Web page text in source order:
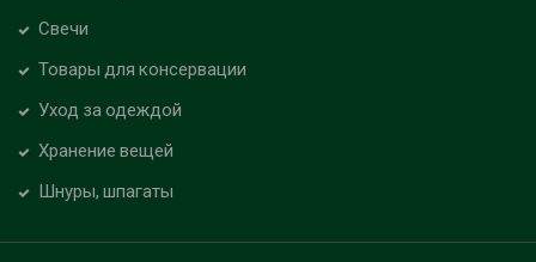
Свечи
Товары для консервации
Уход за одеждой
Хранение вещей
Шнуры, шпагаты